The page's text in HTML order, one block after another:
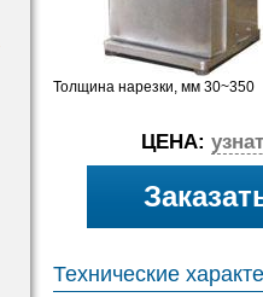
Толщина нарезки, мм 30~350
ЦЕНА:
Технические